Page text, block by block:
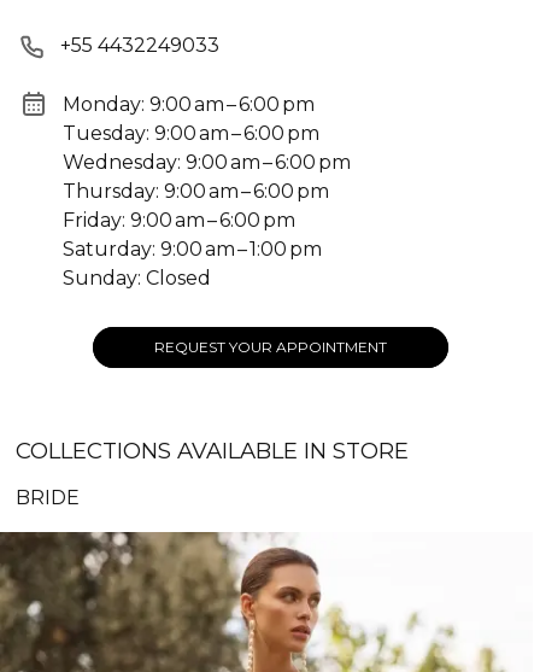
+55 4432249033
Monday: 9:00 am – 6:00 pm
Tuesday: 9:00 am – 6:00 pm
Wednesday: 9:00 am – 6:00 pm
Thursday: 9:00 am – 6:00 pm
Friday: 9:00 am – 6:00 pm
Saturday: 9:00 am – 1:00 pm
Sunday: Closed
REQUEST YOUR APPOINTMENT
COLLECTIONS AVAILABLE IN STORE
BRIDE